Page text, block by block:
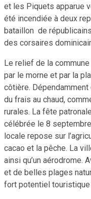
et les Piquets apparue
été incendiée à deux
bataillon de
des corsaires
Le relief de la
par le morne et par la
côtière.
du frais au chaud,
rurales. La fête
célébrée le 8
locale repose sur
cacao et la pêche. La
ainsi qu’un aérodrome.
et de belles plages
fort potentiel